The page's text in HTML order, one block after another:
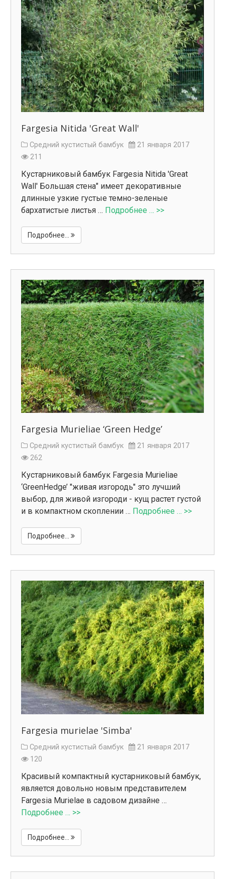
Fargesia Nitida 'Great Wall'
Средний кустистый бамбук
21 января 2017
211
Кустарниковый бамбук Fargesia Nitida 'Great
Wall' Большая стена" имеет декоративные
длинные узкие густые темно-зеленые
бархатистые листья … Подробнее … >>
Подробнее...
Fargesia Murieliae ‘Green Hedge’
Средний кустистый бамбук
21 января 2017
262
Кустарниковый бамбук Fargesia Murieliae
‘GreenHedge’ "живая изгородь" это лучший
выбор, для живой изгороди - кущ растет густой
и в компактном скоплении … Подробнее … >>
Подробнее...
Fargesia murielae 'Simba'
Средний кустистый бамбук
21 января 2017
120
Красивый компактный кустарниковый бамбук,
является довольно новым представителем
Fargesia Murielae в садовом дизайне …
Подробнее … >>
Подробнее...